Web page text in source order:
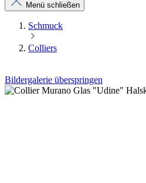
Menü schließen
Schmuck
Colliers
Bildergalerie überspringen